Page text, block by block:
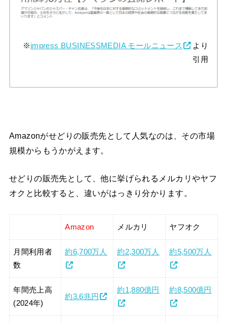
※impress BUSINESSMEDIA モールニュース
より
引用
Amazonがせどりの販売先として人気なのは、その市場
規模からもうかがえます。
せどりの販売先として、他に挙げられるメルカリやヤフ
オクと比較すると、違いがはっきり分かります。
Amazon メルカリ ヤフオク
月間利用者
数
約6,700万人 約2,300万人 約5,500万人
年間売上高
(2024年)
約3.6兆円
約1,880億円 約8,500億円